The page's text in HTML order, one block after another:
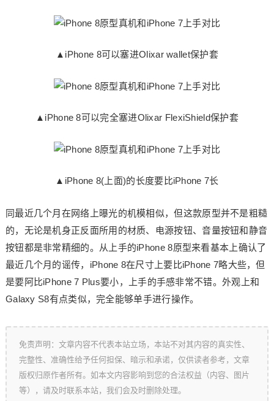
▲iPhone 8可以塞进Olixar wallet保护套
▲iPhone 8可以完全塞进Olixar FlexiShield保护套
▲iPhone 8(上面)的长度要比iPhone 7长
同最近几个月在网络上曝光的机模相似，但这款原型并不是粗糙
的，无论是机身正反面所用的材质、电源按钮、音量按钮和静音
按钮都是非常精细的。从上手的iPhone 8原型来看基本上确认了
最近几个月的谣传，iPhone 8在尺寸上要比iPhone 7略大些，但
是要阿比iPhone 7 Plus要小，上手的手感非常不错。外观上和
Galaxy S8有点类似，完全能够单手进行操作。
免责声明：文章内容不代表本站立场，本站不对其内容的真实性、
完整性、准确性给予任何担保、暗示和承诺，仅供读者参考，文章
版权归原作者所有。如本文内容影响到您的合法权益（内容、图片
等），请及时联系本站，我们会及时删除处理。